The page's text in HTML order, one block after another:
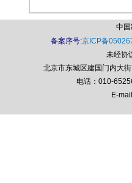
中
备案序号:京ICP备
未经协
北京市东城区建国门内大
电话：010-
E-